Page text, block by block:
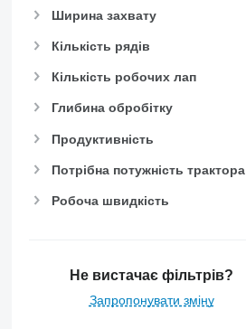
Ширина захвату
Кількість рядів
Кількість робочих лап
Глибина обробітку
Продуктивність
Потрібна потужність трактора
Робоча швидкість
Не вистачає фільтрів?
Запропонувати зміну